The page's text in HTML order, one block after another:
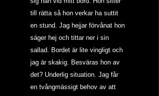
till rätta så hon verkar ha suttit
en stund. Jag hejjar förvånat hon
säger hej och tittar ner i sin
sallad. Bordet är lite vingligt och
jag är skakig. Besväras hon av
det? Underlig situation. Jag får
en tvångmässigt behov av att